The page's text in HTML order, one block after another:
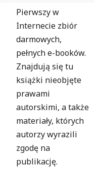
Pierwszy w
Internecie zbiór
darmowych,
pełnych e-booków.
Znajdują się tu
książki nieobjęte
prawami
autorskimi, a także
materiały, których
autorzy wyrazili
zgodę na
publikację.